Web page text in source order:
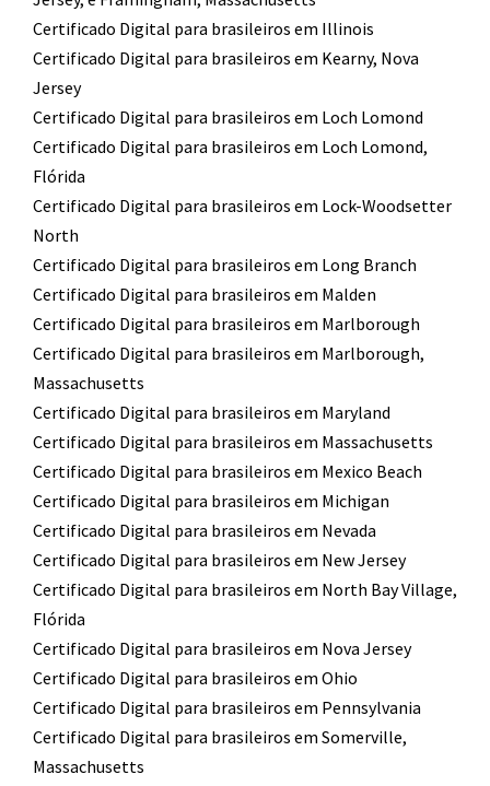
Certificado Digital para brasileiros em Illinois
Certificado Digital para brasileiros em Kearny, Nova
Jersey
Certificado Digital para brasileiros em Loch Lomond
Certificado Digital para brasileiros em Loch Lomond,
Flórida
Certificado Digital para brasileiros em Lock-Woodsetter
North
Certificado Digital para brasileiros em Long Branch
Certificado Digital para brasileiros em Malden
Certificado Digital para brasileiros em Marlborough
Certificado Digital para brasileiros em Marlborough,
Massachusetts
Certificado Digital para brasileiros em Maryland
Certificado Digital para brasileiros em Massachusetts
Certificado Digital para brasileiros em Mexico Beach
Certificado Digital para brasileiros em Michigan
Certificado Digital para brasileiros em Nevada
Certificado Digital para brasileiros em New Jersey
Certificado Digital para brasileiros em North Bay Village,
Flórida
Certificado Digital para brasileiros em Nova Jersey
Certificado Digital para brasileiros em Ohio
Certificado Digital para brasileiros em Pennsylvania
Certificado Digital para brasileiros em Somerville,
Massachusetts